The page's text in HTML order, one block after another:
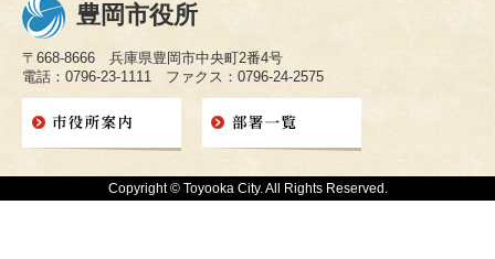
豊岡市役所
〒668-8666 兵庫県豊岡市中央町2番4号
電話：0796-23-1111 ファクス：0796-24-2575
Copyright © Toyooka City. All Rights Reserved.